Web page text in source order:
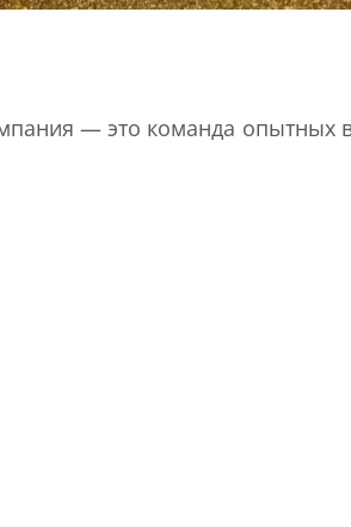
— это команда опытных